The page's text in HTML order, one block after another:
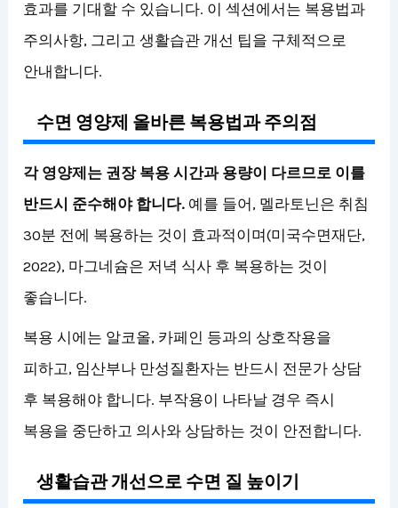
효과를 기대할 수 있습니다. 이 섹션에서는 복용법과
주의사항, 그리고 생활습관 개선 팁을 구체적으로
안내합니다.
수면 영양제 올바른 복용법과 주의점
각 영양제는 권장 복용 시간과 용량이 다르므로 이를
반드시 준수해야 합니다. 예를 들어, 멜라토닌은 취침
30분 전에 복용하는 것이 효과적이며(미국수면재단,
2022), 마그네슘은 저녁 식사 후 복용하는 것이
좋습니다.
복용 시에는 알코올, 카페인 등과의 상호작용을
피하고, 임산부나 만성질환자는 반드시 전문가 상담
후 복용해야 합니다. 부작용이 나타날 경우 즉시
복용을 중단하고 의사와 상담하는 것이 안전합니다.
생활습관 개선으로 수면 질 높이기